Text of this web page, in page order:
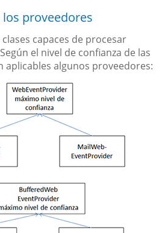
proveedores
capaces de procesar
el nivel de confianza de las
aplicables algunos proveedores: